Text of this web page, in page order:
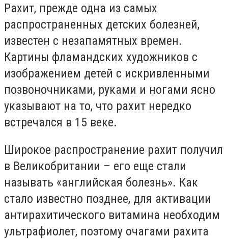
Рахит, прежде одна из самых
распространенных детских болезней,
известен с незапамятных времен.
Картины фламандских художников с
изображением детей с искривленными
позвоночниками, руками и ногами ясно
указывают на то, что рахит нередко
встречался в 15 веке.
Широкое распространение рахит получил
в Великобритании – его еще стали
называть «английская болезнь». Как
стало известно позднее, для активации
антирахитического витамина необходим
ультрафиолет, поэтому очагами рахита